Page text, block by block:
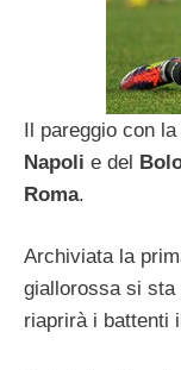
Il pareggio con la
Napoli e del
Roma.
Archiviata la
giallorossa si
riaprirà i battenti